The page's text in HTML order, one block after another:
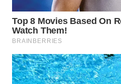
KUNINGAN
WN
MAJALENGKA
WN
SUBANG